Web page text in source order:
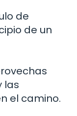
de
de un
las
el camino.